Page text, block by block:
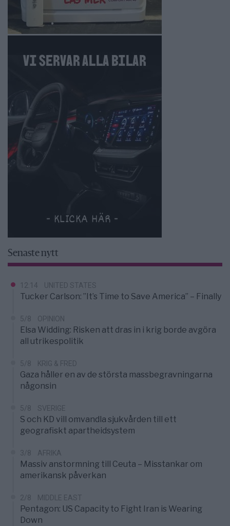
Senaste nytt
12:14 UNITED STATES
Tucker Carlson: ”It’s Time to Save America” – Finally
5/8 OPINION
Elsa Widding: Risken att dras in i krig borde avgöra
all utrikespolitik
5/8 KRIG & FRED
Gaza håller en av de största massbegravningarna
någonsin
5/8 SVERIGE
S och KD vill omvandla sjukvården till ett
geografiskt apartheidsystem
3/8 AFRIKA
Massiv anstormning till Ceuta – Misstankar om
amerikansk påverkan
2/8 MIDDLE EAST
Pentagon: US Capacity to Fight Iran is Wearing
Down